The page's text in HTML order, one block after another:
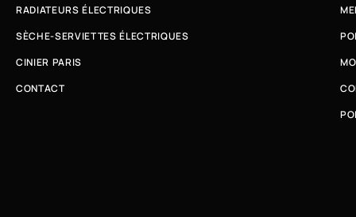
RADIATEURS ÉLECTRIQUES
SÈCHE-SERVIETTES ÉLECTRIQUES
CINIER PARIS
CONTACT